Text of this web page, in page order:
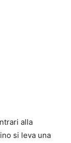
alla
si leva una